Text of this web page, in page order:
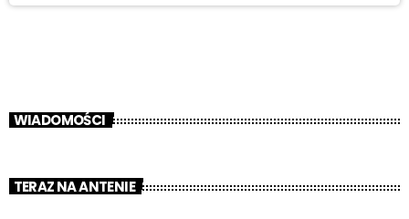
WIADOMOŚCI
TERAZ NA ANTENIE